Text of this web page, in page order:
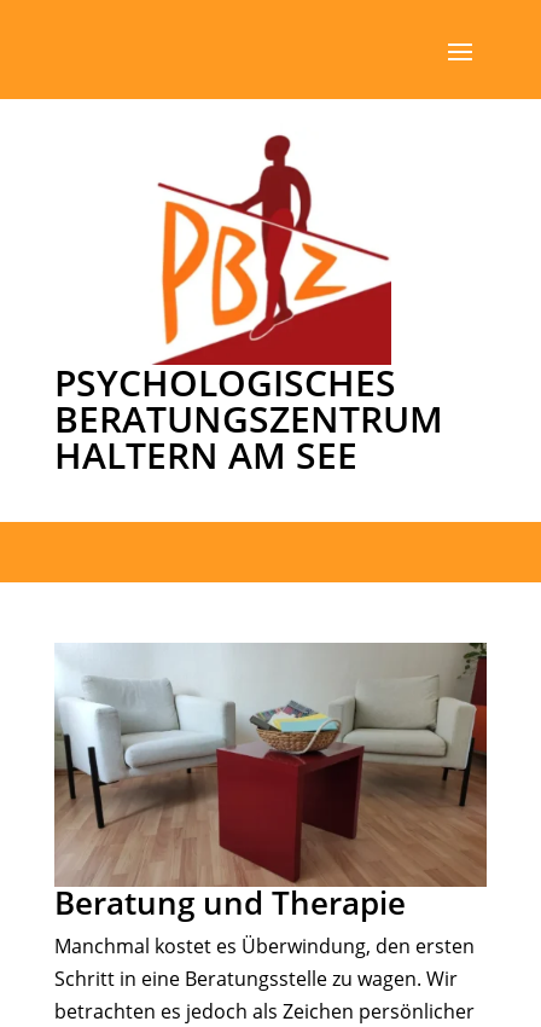
PSYCHOLOGISCHES
BERATUNGSZENTRUM
HALTERN AM SEE
Beratung und Therapie
Manchmal kostet es Überwindung, den ersten
Schritt in eine Beratungsstelle zu wagen. Wir
betrachten es jedoch als Zeichen persönlicher